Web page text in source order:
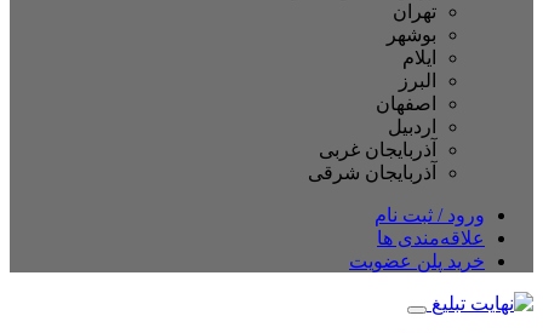
اصفهان
آذربایجان غربی
آذربایجان شرقی
/ ثبت نام
ها
پلن عضویت